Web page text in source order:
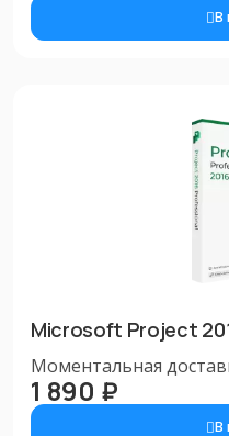
В
Microsoft Project
Моментальная
1 890 ₽
В